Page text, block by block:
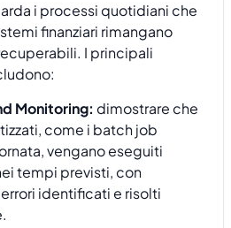
i processi quotidiani che
finanziari rimangano
I principali
Monitoring: dimostrare che
come i batch job
vengano eseguiti
tempi previsti, con
identificati e risolti